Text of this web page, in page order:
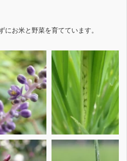
にお米と野菜を育てています。